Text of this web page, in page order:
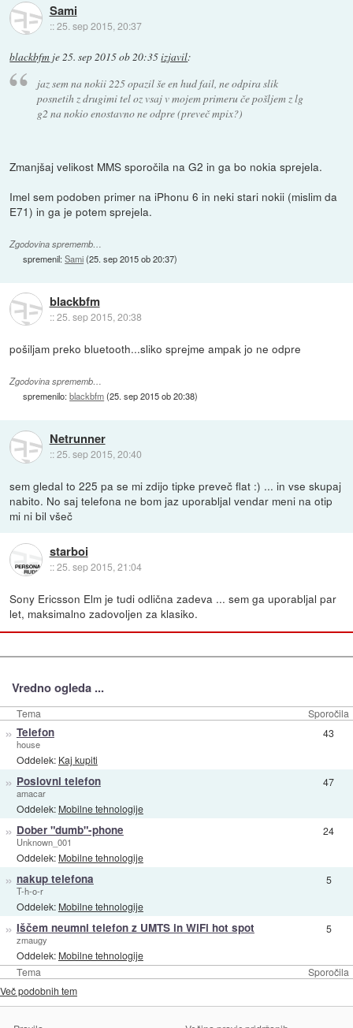
Sami
::25. sep 2015, 20:37
blackbfm je25. sep 2015 ob 20:35izjavil:
jaz sem na nokii 225 opazil še en hud fail, ne odpira slik
posnetih z drugimi tel oz vsaj v mojem primeru če pošljem z lg
g2 na nokio enostavno ne odpre (preveč mpix?)
Zmanjšaj velikost MMS sporočila na G2 in ga bo nokia sprejela.
Imel sem podoben primer na iPhonu 6 in neki stari nokii (mislim da
E71) in ga je potem sprejela.
Zgodovina sprememb…
spremenil:Sami(25. sep 2015 ob 20:37)
blackbfm
::25. sep 2015, 20:38
pošiljam preko bluetooth...sliko sprejme ampak jo ne odpre
Zgodovina sprememb…
spremenilo:blackbfm(25. sep 2015 ob 20:38)
Netrunner
::25. sep 2015, 20:40
sem gledal to 225 pa se mi zdijo tipke preveč flat :) ... in vse skupaj
nabito. No saj telefona ne bom jaz uporabljal vendar meni na otip
mi ni bil všeč
starboi
::25. sep 2015, 21:04
Sony Ericsson Elm je tudi odlična zadeva ... sem ga uporabljal par
let, maksimalno zadovoljen za klasiko.
Vredno ogleda ...
Tema Sporočila
Tema Sporočila
» Telefon
house
Oddelek: Kaj kupiti
43
» Poslovni telefon
amacar
Oddelek: Mobilne tehnologije
47
» Dober "dumb"-phone
Unknown_001
Oddelek: Mobilne tehnologije
24
» nakup telefona
T-h-o-r
Oddelek: Mobilne tehnologije
5
» Iščem neumni telefon z UMTS in WiFi hot spot
zmaugy
Oddelek: Mobilne tehnologije
5
Več podobnih tem